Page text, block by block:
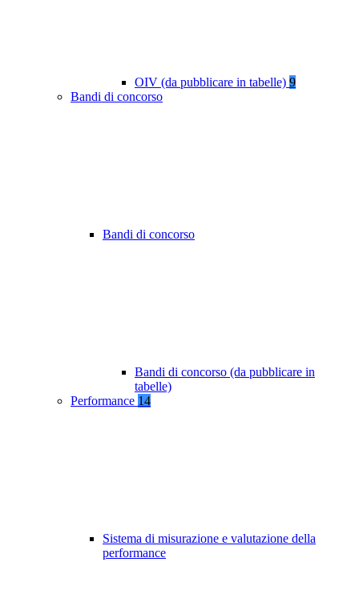
OIV (da pubblicare in tabelle) 9
Bandi di concorso
Bandi di concorso
Bandi di concorso (da pubblicare in
tabelle)
Performance 14
Sistema di misurazione e valutazione della
performance